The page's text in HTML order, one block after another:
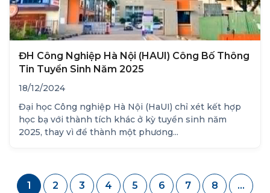
ĐH Công Nghiệp Hà Nội (HAUI) Công Bố Thông
Tin Tuyển Sinh Năm 2025
18/12/2024
Đại học Công nghiệp Hà Nội (HaUI) chỉ xét kết hợp
học bạ với thành tích khác ở kỳ tuyển sinh năm
2025, thay vì để thành một phương...
1 2 3 4 5 6 7 8 ...